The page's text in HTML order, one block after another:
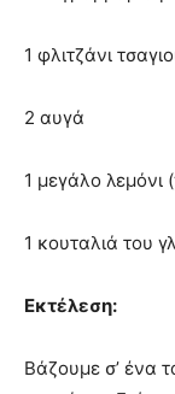
1 φλιτζάνι
2 αυγά
1 μεγάλο λεμόνι
1 κουταλιά του
Εκτέλεση:
Βάζουμε σ’ ένα